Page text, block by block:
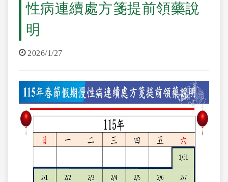
性病連續處方箋提前領藥說
明
2026/1/27